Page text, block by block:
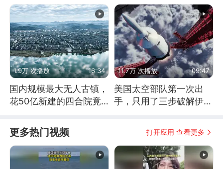
1.9万 次播放 16:34
国内规模最大无人古镇，
花50亿新建的四合院竟
11.7万 次播放 09:47
美国太空部队第一次出
手，只用了三步破解伊朗
更多热门视频 打开应用 查看更多